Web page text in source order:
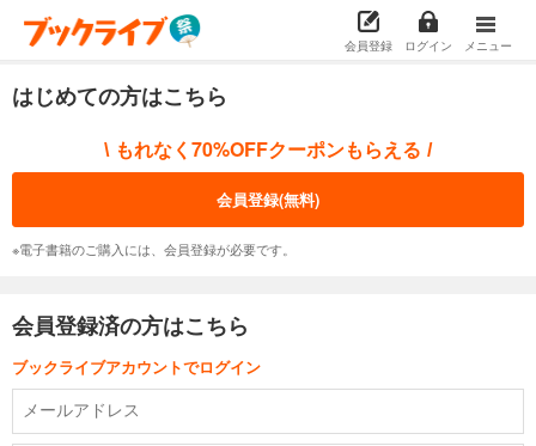
会員登録 ログイン メニュー
はじめての方はこちら
\ もれなく70%OFFクーポンもらえる /
会員登録(無料)
※電子書籍のご購入には、会員登録が必要です。
会員登録済の方はこちら
ブックライブアカウントでログイン